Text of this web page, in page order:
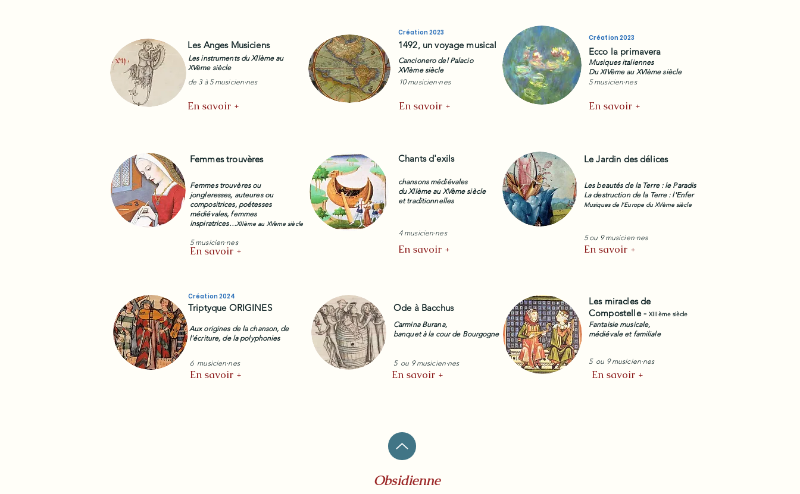
Les Anges Musiciens
Les instruments du XIIème au
XVème siècle
de 3 à 5 musicien·nes
En savoir +
Création 2023
1492, un voyage musical
Cancionero del Palacio
XVIème siècle
10 musicien·nes
En savoir +
Création 2023
Ecco la primavera
Musiques italiennes
Du XIVème au XVIème siècle
5 musicien·nes
En savoir +
Femmes trouvères
Femmes trouvères ou
jongleresses, auteures ou
compositrices, poétesses
médiévales, femmes
inspiratrices…XIIème au XVème siècle
5 musicien·nes
En savoir +
Chants d'exils
chansons médiévales
du XIIème au XVème siècle
et traditionnelles
Le Jardin des délices
Les beautés de la Terre : le Paradis
La destruction de la Terre : l'Enfer
Musiques de l'Europe du XVème siècle
4 musicien·nes
En savoir +
5 ou 9 musicien·nes
En savoir +
Création 2024
Triptyque ORIGINES
Aux origines de la chanson, de
l'écriture, de la polyphonies
6 musicien·nes
En savoir +
Ode à Bacchus
Carmina Burana,
banquet à la cour de Bourgogne
5 ou 9 musicien·nes
En savoir +
Les miracles de
Compostelle -XIIIème siècle
Fantaisie musicale,
médiévale et familiale
5 ou 9 musicien·nes
En savoir +
Obsidienne